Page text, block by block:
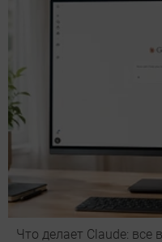
Что делает Сlaude: